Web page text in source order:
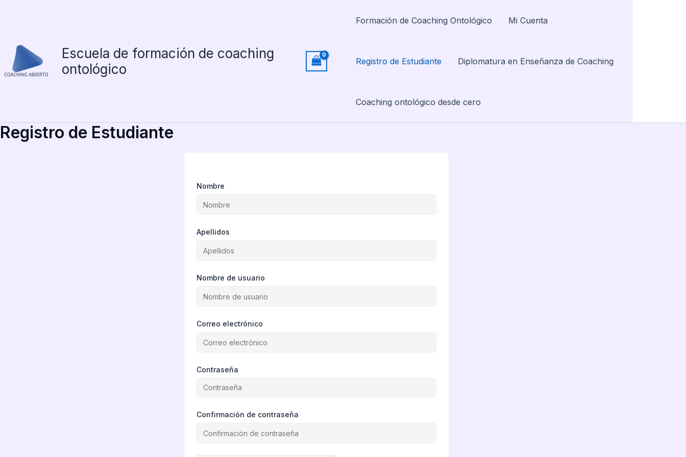
Escuela de formación de coaching
ontológico
Formación de Coaching Ontológico Mi Cuenta
Registro de Estudiante Diplomatura en Enseñanza de Coaching
Coaching ontológico desde cero
Registro de Estudiante
Nombre
Apellidos
Nombre de usuario
Correo electrónico
Contraseña
Confirmación de contraseña